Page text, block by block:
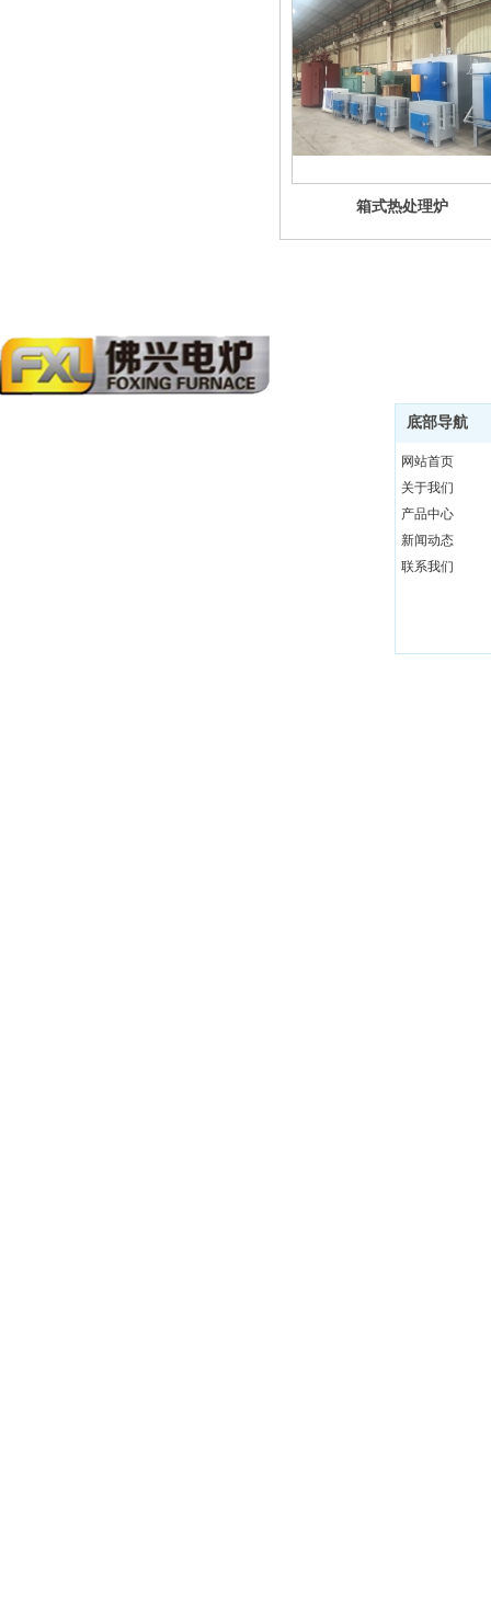
箱式热处理炉
底部导航
网站首页
关于我们
产品中心
新闻动态
联系我们